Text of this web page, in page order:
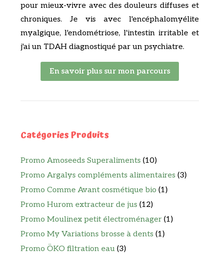
pour mieux-vivre avec des douleurs diffuses et
chroniques. Je vis avec l'encéphalomyélite
myalgique, l'endométriose, l'intestin irritable et
j'ai un TDAH diagnostiqué par un psychiatre.
En savoir plus sur mon parcours
Catégories Produits
Promo Amoseeds Superaliments (10)
Promo Argalys compléments alimentaires (3)
Promo Comme Avant cosmétique bio (1)
Promo Hurom extracteur de jus (12)
Promo Moulinex petit électroménager (1)
Promo My Variations brosse à dents (1)
Promo ÖKO filtration eau (3)